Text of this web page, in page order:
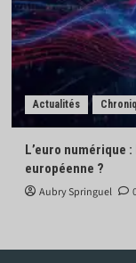
Actualités
L’euro numérique
européenne ?
Aubry Springuel